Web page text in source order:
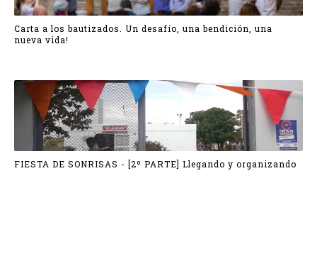
Carta a los bautizados. Un desafío, una bendición, una
nueva vida!
FIESTA DE SONRISAS - [2º PARTE] Llegando y organizando